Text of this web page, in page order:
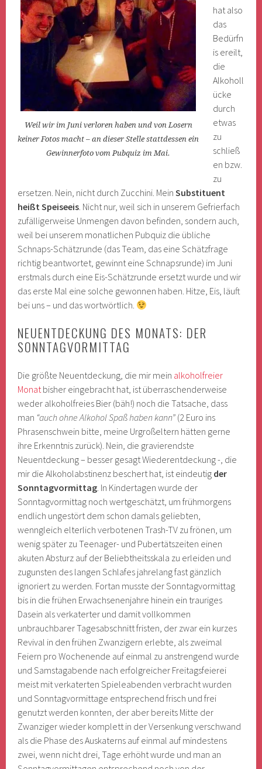
Weil wir im Juni verloren haben und von Losern
keiner Fotos macht – an dieser Stelle stattdessen ein
Gewinnerfoto vom Pubquiz im Mai.
hat also
das
Bedürfn
is ereilt,
die
Alkoholl
ücke
durch
etwas
zu
schließ
en bzw.
zu
ersetzen. Nein, nicht durch Zucchini. MeinSubstituent
heißt Speiseeis. Nicht nur, weil sich in unserem Gefrierfach
zufälligerweise Unmengen davon befinden, sondern auch,
weil bei unserem monatlichen Pubquiz die übliche
Schnaps-Schätzrunde (das Team, das eine Schätzfrage
richtig beantwortet, gewinnt eine Schnapsrunde) im Juni
erstmals durch eine Eis-Schätzrunde ersetzt wurde und wir
das erste Mal eine solche gewonnen haben. Hitze, Eis, läuft
bei uns – und das wortwörtlich.
NEUENTDECKUNG DES MONATS: DER
SONNTAGVORMITTAG
Die größte Neuentdeckung, die mir mein alkoholfreier
Monatbisher eingebracht hat, ist überraschenderweise
weder alkoholfreies Bier (bäh!) noch die Tatsache, dass
man “auch ohne Alkohol Spaß haben kann” (2 Euro ins
Phrasenschwein bitte, meine Urgroßeltern hätten gerne
ihre Erkenntnis zurück). Nein, die gravierendste
Neuentdeckung – besser gesagt Wiederentdeckung -, die
mir die Alkoholabstinenz beschert hat, ist eindeutig der
Sonntagvormittag. In Kindertagen wurde der
Sonntagvormittag noch wertgeschätzt, um frühmorgens
endlich ungestört dem schon damals geliebten,
wenngleich elterlich verbotenen Trash-TV zu frönen, um
wenig später zu Teenager- und Pubertätszeiten einen
akuten Absturz auf der Beliebtheitsskala zu erleiden und
zugunsten des langen Schlafes jahrelang fast gänzlich
ignoriert zu werden. Fortan musste der Sonntagvormittag
bis in die frühen Erwachsenenjahre hinein ein trauriges
Dasein als verkaterter und damit vollkommen
unbrauchbarer Tagesabschnitt fristen, der zwar ein kurzes
Revival in den frühen Zwanzigern erlebte, als zweimal
Feiern pro Wochenende auf einmal zu anstrengend wurde
und Samstagabende nach erfolgreicher Freitagsfeierei
meist mit verkaterten Spieleabenden verbracht wurden
und Sonntagvormittage entsprechend frisch und frei
genutzt werden konnten, der aber bereits Mitte der
Zwanziger wieder komplett in der Versenkung verschwand
als die Phase des Auskaterns auf einmal auf mindestens
zwei, wenn nicht drei, Tage erhöht wurde und man an